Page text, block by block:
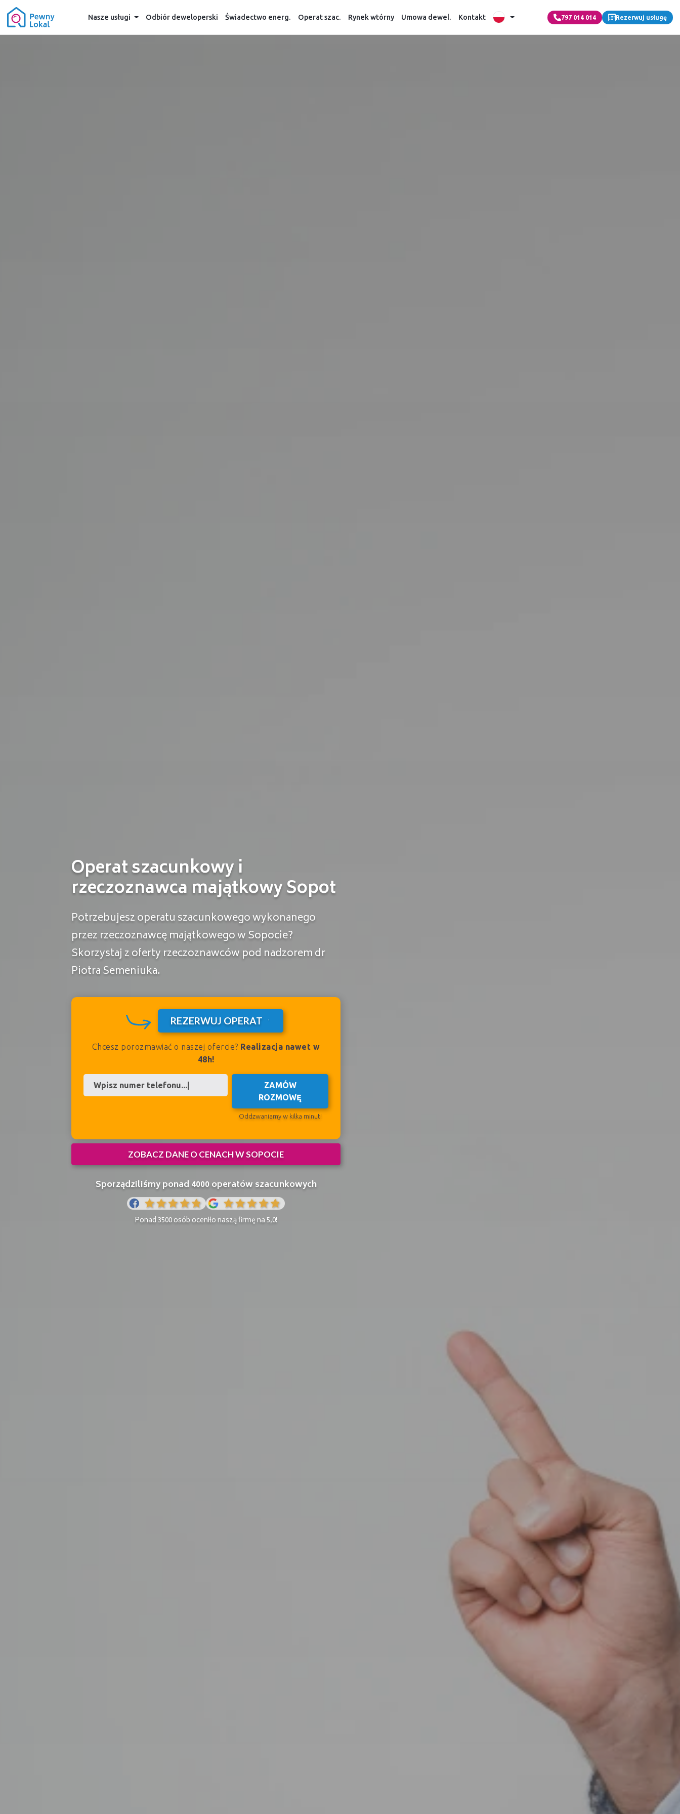
Nasze usługi Odbiór deweloperski Świadectwo energ. Operat szac. Rynek wtórny Umowa dewel. Kontakt 797 014 014 Rezerwuj usługę
Operat szacunkowy i
rzeczoznawca majątkowy Sopot
Potrzebujesz operatu szacunkowego wykonanego
przez rzeczoznawcę majątkowego w Sopocie?
Skorzystaj z oferty rzeczoznawców pod nadzorem dr
Piotra Semeniuka.
REZERWUJ OPERAT
Chcesz porozmawiać o naszej ofercie? Realizacja nawet w
48h!
ZAMÓW
ROZMOWĘ
Oddzwaniamy w kilka minut!
ZOBACZ DANE O CENACH W SOPOCIE
Sporządziliśmy ponad 4000 operatów szacunkowych
Ponad 3500 osób oceniło naszą firmę na 5,0!